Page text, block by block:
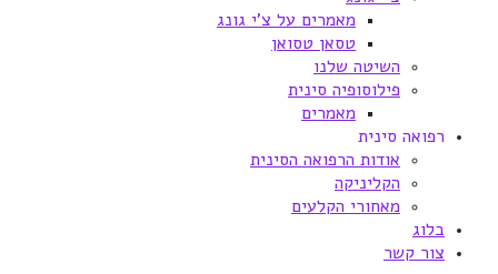
מאמרים על צ'י גונג
טסאן טסואן
השיטה שלנו
פילוסופיה סינית
מאמרים
רפואה סינית
אודות הרפואה הסינית
הקליניקה
מאחורי הקלעים
בלוג
צור קשר